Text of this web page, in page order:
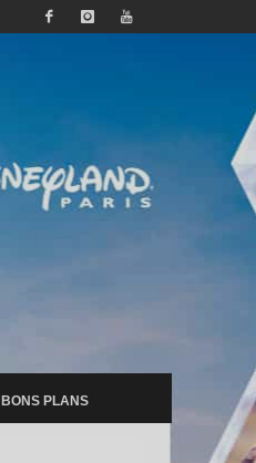
BONS PLANS